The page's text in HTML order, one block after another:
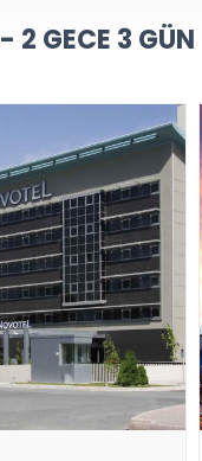
2 GECE 3 GÜN